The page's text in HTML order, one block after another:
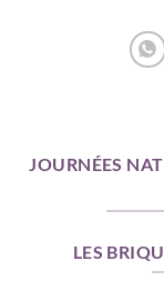
JOURNÉES
LES